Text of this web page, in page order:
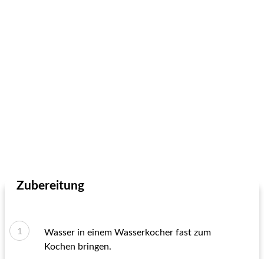
Zubereitung
Wasser in einem Wasserkocher fast zum
Kochen bringen.